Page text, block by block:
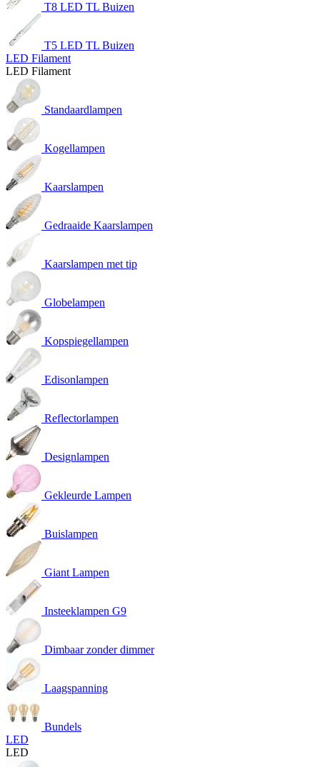
T8 LED TL Buizen
T5 LED TL Buizen
LED Filament
LED Filament
Standaardlampen
Kogellampen
Kaarslampen
Gedraaide Kaarslampen
Kaarslampen met tip
Globelampen
Kopspiegellampen
Edisonlampen
Reflectorlampen
Designlampen
Gekleurde Lampen
Buislampen
Giant Lampen
Insteeklampen G9
Dimbaar zonder dimmer
Laagspanning
Bundels
LED
LED